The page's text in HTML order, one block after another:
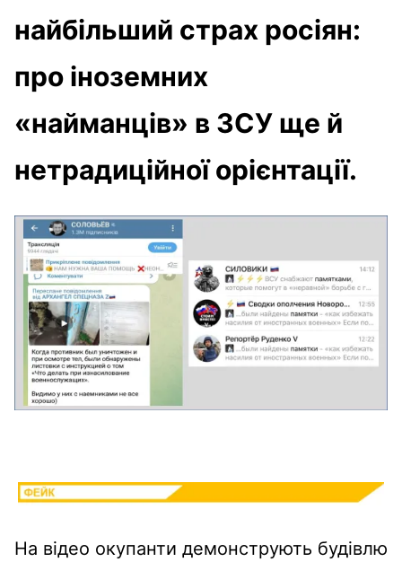
найбільший страх росіян:
про іноземних
«найманців» в ЗСУ ще й
нетрадиційної орієнтації.
На відео окупанти демонструють будівлю